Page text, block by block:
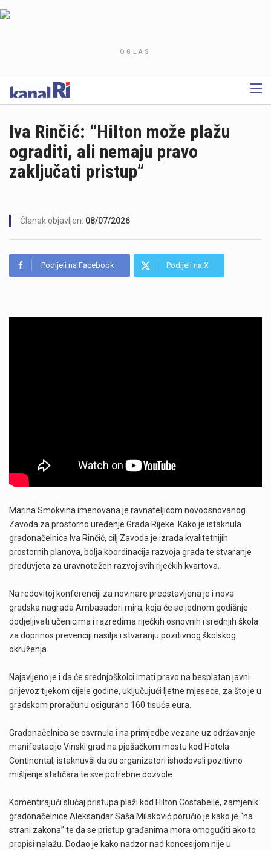
OGLAS
Iva Rinčić: “Hilton može plažu
ograditi, ali nemaju pravo
zaključati pristup”
Članak objavljen: 08/07/2026
Podijeli na Facebook Podijeli na X
Marina Smokvina imenovana je ravnateljicom novoosnovanog
Zavoda za prostorno uređenje Grada Rijeke. Kako je istaknula
gradonačelnica Iva Rinčić, cilj Zavoda je izrada kvalitetnijih
prostornih planova, bolja koordinacija razvoja grada te stvaranje
preduvjeta za uravnotežen razvoj svih riječkih kvartova.
Na redovitoj konferenciji za novinare predstavljena je i nova
gradska nagrada Ambasadori mira, koja će se jednom godišnje
dodjeljivati učenicima i razredima riječkih osnovnih i srednjih škola
za doprinos prevenciji nasilja i stvaranju pozitivnog školskog
okruženja.
Najavljeno je i da će srednjoškolci imati pravo na besplatan javni
prijevoz tijekom cijele godine, uključujući ljetne mjesece, za što je u
gradskom proračunu osigurano 160 tisuća eura.
Gradonačelnica se osvrnula i na primjedbe vezane uz održavanje
manifestacije Vinski grad na pješačkom mostu kod Hotela
Continental, istaknuvši da su organizatori ishodovali pozitivno
mišljenje statičara te sve potrebne dozvole.
Komentirajući slučaj pristupa plaži kod Hilton Costabelle, zamjenik
gradonačelnice Aleksandar Saša Milaković poručio je kako je “na
strani zakona” te da se pristup građanima mora omogućiti ako to
propisi nalažu. Dodao je kako nadzor nad koncesijom nije u